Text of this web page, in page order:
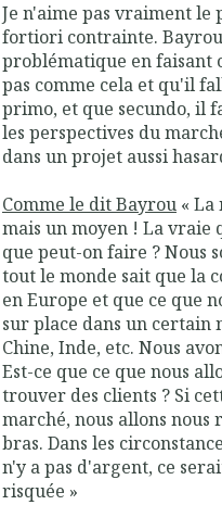
Je n'aime pas vraiment
fortiori contrainte.
problématique en faisant
pas comme cela et qu'il
primo, et que secundo, il
les perspectives du
dans un projet aussi
Comme le dit Bayrou «
mais un moyen ! La vraie
que peut-on faire ? Nous
tout le monde sait que la
en Europe et que ce que
sur place dans un certain
Chine, Inde, etc. Nous
Est-ce que ce que nous
trouver des clients ? Si
marché, nous allons nous
bras. Dans les
n'y a pas d'argent, ce
risquée »